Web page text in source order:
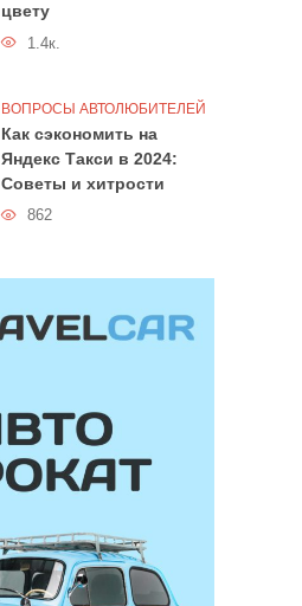
цвету
1.4к.
ВОПРОСЫ АВТОЛЮБИТЕЛЕЙ
Как сэкономить на
Яндекс Такси в 2024:
Советы и хитрости
862